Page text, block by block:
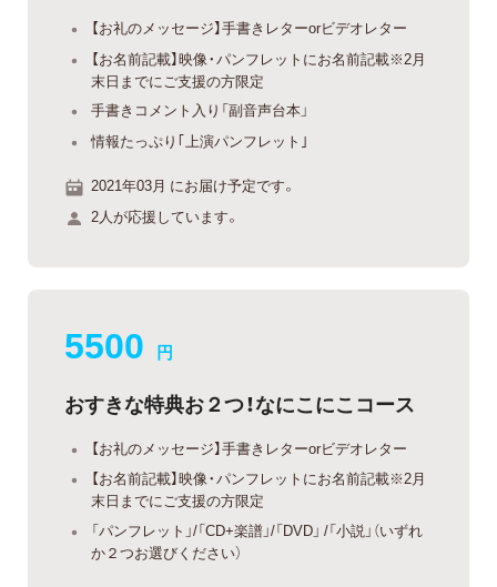
【お礼のメッセージ】手書きレターorビデオレター
【お名前記載】映像・パンフレットにお名前記載※2月
末日までにご支援の方限定
手書きコメント入り「副音声台本」
情報たっぷり｢上演パンフレット｣
2021年03月 にお届け予定です。
2人が応援しています。
5500 円
おすきな特典お２つ！なにこにこコース
【お礼のメッセージ】手書きレターorビデオレター
【お名前記載】映像・パンフレットにお名前記載※2月
末日までにご支援の方限定
「パンフレット」/「CD+楽譜」/「DVD」 /「小説」（いずれ
か２つお選びください）